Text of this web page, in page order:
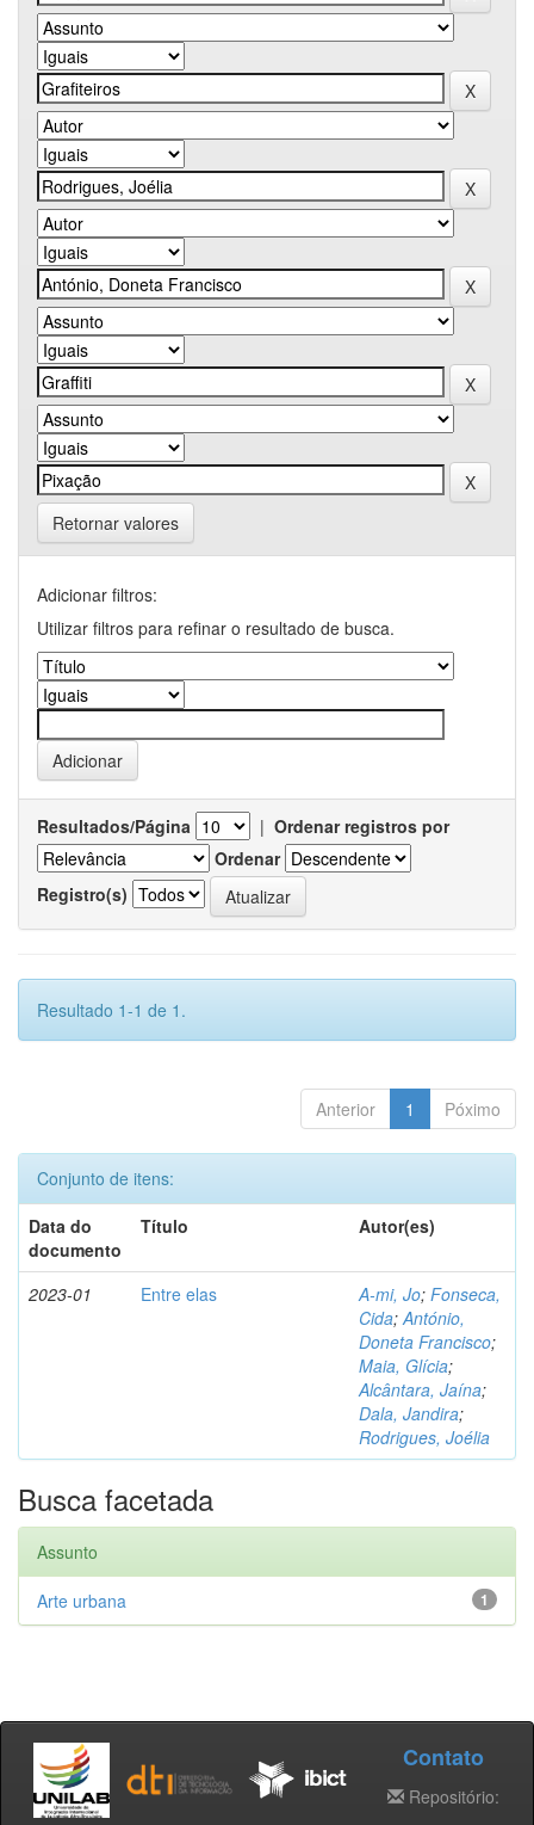
Retornar valores
Adicionar filtros:
Utilizar filtros para refinar o resultado de busca.
Resultados/Página | Ordenar registros por
Ordenar
Registro(s)
Resultado 1-1 de 1.
Anterior 1 Póximo
Conjunto de itens:
Data do
documento
Título Autor(es)
2023-01 Entre elas A-mi, Jo; Fonseca,
Cida;António,
Doneta Francisco;
Maia, Glícia;
Alcântara, Jaína;
Dala, Jandira;
Rodrigues, Joélia
Busca facetada
Assunto
1
Arte urbana
Contato
Repositório: